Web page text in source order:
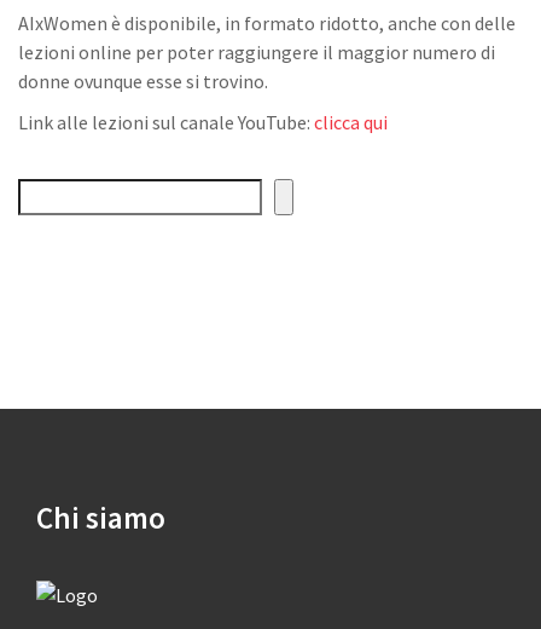
AIxWomen è disponibile, in formato ridotto, anche con delle
lezioni online per poter raggiungere il maggior numero di
donne ovunque esse si trovino.
Link alle lezioni sul canale YouTube: clicca qui
Chi siamo